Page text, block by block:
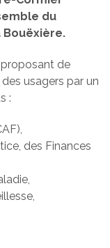
du
de
usagers par un
:
des Finances